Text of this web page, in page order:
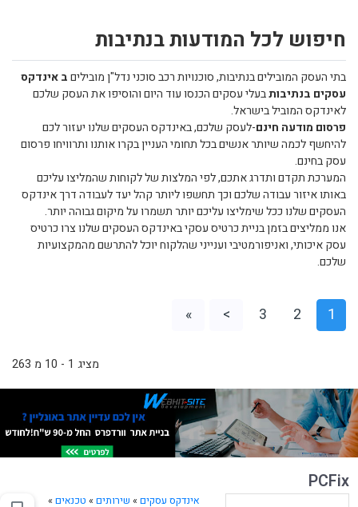
חיפוש לכל המודעות בנתיבות
בתי העסק המובילים בנתיבות, סוכנויות רכב סוכני נדל"ן מוביליםב אינדקס
עסקים בנתיבותבעלי עסקים הכנסו עוד היום והוסיפו את העסק שלכם
לאינדקס המוביל בישראל.
פרסום מודעה חינם-לעסק שלכם, באינדקס העסקים שלנו יעזור לכם
להיחשף לכמה שיותר אנשים בכל תחומי העניין בקרו אותנו ותרוויחו פרסום
עסק בחינם.
המערכת תקדם ותדרג אתכם, לפי המלצות של לקוחות שהמליצו עליכם
באותו איזור עבודה שלכם וכך תחשפו ליותר קהל יעד לעבודה דרך אינדקס
העסקים שלנו ככל שימליצו עליכם יותר תשמרו על מיקום גבוהה יותר.
אנו ממליצים בזמן בניית כרטיס עסקי באינדקס העסקים שלנו צרו כרטיס
עסק איכותי, ואניפורמטיבי וענייני שהלקוח יוכל להתרשם מהמקצועיות
שלכם.
1
2
3
>
»
מציג 1 - 10 מ 263
PCFix
אינדקס עסקים » שירותים» טכנאים»